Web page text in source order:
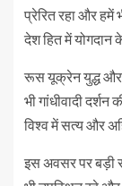
प्रेरित रहा और
देश हित में योगदान
रूस यूक्रेन युद्ध और
भी गांधीवादी
विश्व में सत्य और
इस अवसर पर बड़ी